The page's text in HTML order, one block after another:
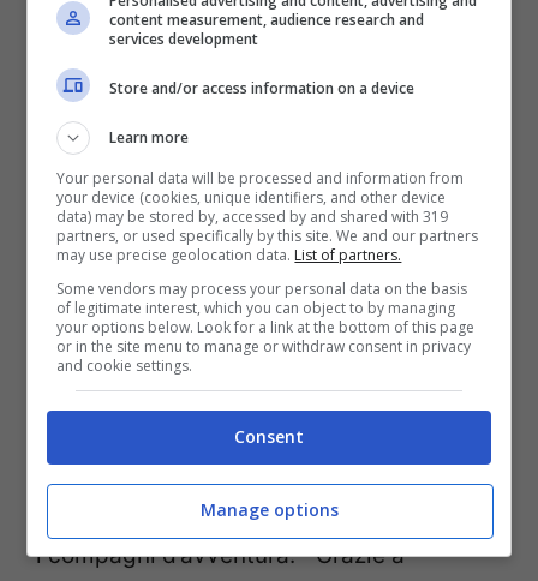
programma.“È stato bellissimo farne parte
di questo programma. Era un mio
desiderio, un obiettivo.” ha scritto “Ho
aspettato, pazientato talmente tanto che
ero arrivata a pensare che non sarebbe
accaduto invece é successo ed é stato un
bellissimo successo!” ha proseguito “Ne ho
fatto parte accanto ad un professionista
incredibile che naturalmente non è Teo,
scherzo! Invece ho riscoperto una persona
altruista attento che ti insegna un mestiere
una persona con dei valori belli bellissimi”.
La conduttrice ha tenuto a ringraziare tutti
i compagni d’avventura. “Grazie a
content measurement, audience research and
services development
Store and/or access information on a device
Learn more
Your personal data will be processed and information from
your device (cookies, unique identifiers, and other device
data) may be stored by, accessed by and shared with 319
partners, or used specifically by this site. We and our partners
may use precise geolocation data. List of partners.
Some vendors may process your personal data on the basis
of legitimate interest, which you can object to by managing
your options below. Look for a link at the bottom of this page
or in the site menu to manage or withdraw consent in privacy
and cookie settings.
Consent
Manage options